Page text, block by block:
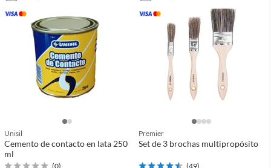
Unisil
Cemento de contacto en lata 250
ml
(0)
Premier
Set de 3 brochas multipropósito
(49)